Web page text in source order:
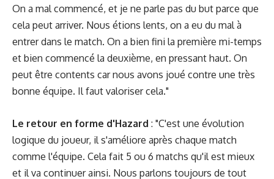
On a mal commencé, et je ne parle pas du but parce que
cela peut arriver. Nous étions lents, on a eu du mal à
entrer dans le match. On a bien fini la première mi-temps
et bien commencé la deuxième, en pressant haut. On
peut être contents car nous avons joué contre une très
bonne équipe. Il faut valoriser cela."
Le retour en forme d'Hazard : "C'est une évolution
logique du joueur, il s'améliore après chaque match
comme l'équipe. Cela fait 5 ou 6 matchs qu'il est mieux
et il va continuer ainsi. Nous parlons toujours de tout